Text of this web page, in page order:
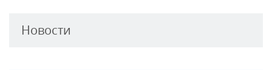
Новости